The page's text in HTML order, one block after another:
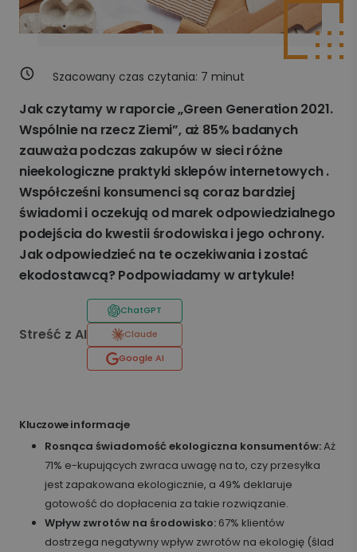
Szacowany czas czytania: 7 minut
Jak czytamy w raporcie „Green Generation 2021.
Wspólnie na rzecz Ziemi”, aż 85% badanych
zauważa podczas zakupów w sieci różne
nieekologiczne praktyki sklepów internetowych .
Współcześni konsumenci są coraz bardziej
świadomi i oczekują od marek odpowiedzialnego
podejścia do kwestii środowiska i jego ochrony.
Jak odpowiedzieć na te oczekiwania i zostać
ekodostawcą? Podpowiadamy w artykule!
Streść z AI
ChatGPT
Claude
Google AI
Kluczowe informacje
Rosnąca świadomość ekologiczna konsumentów:Aż
71% e-kupujących zwraca uwagę na to, czy przesyłka
jest zapakowana ekologicznie, a 49% deklaruje
gotowość do dopłacenia za takie rozwiązanie.
Wpływ zwrotów na środowisko: 67% klientów
dostrzega negatywny wpływ zwrotów na ekologię (ślad